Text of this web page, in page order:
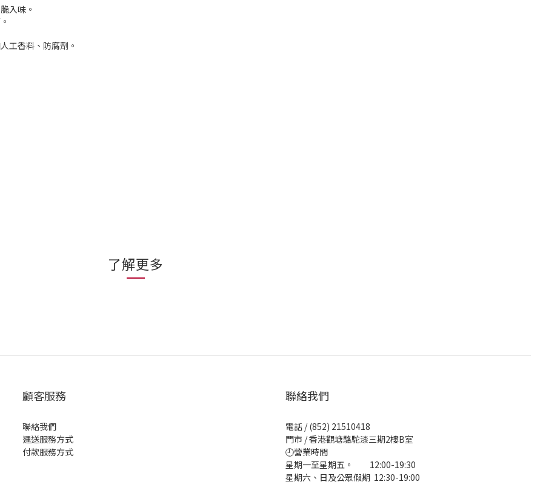
入味。
工香料、防腐劑。
了解更多
顧客服務
聯絡我們
運送服務方式
付款服務方式
聯絡我們
電話 / (852) 21510418
門市 / 香港觀塘駱駝漆三期2樓B室
🕘營業時間
星期一至星期五。 12:00-19:30
星期六、日及公眾假期 12:30-19:00